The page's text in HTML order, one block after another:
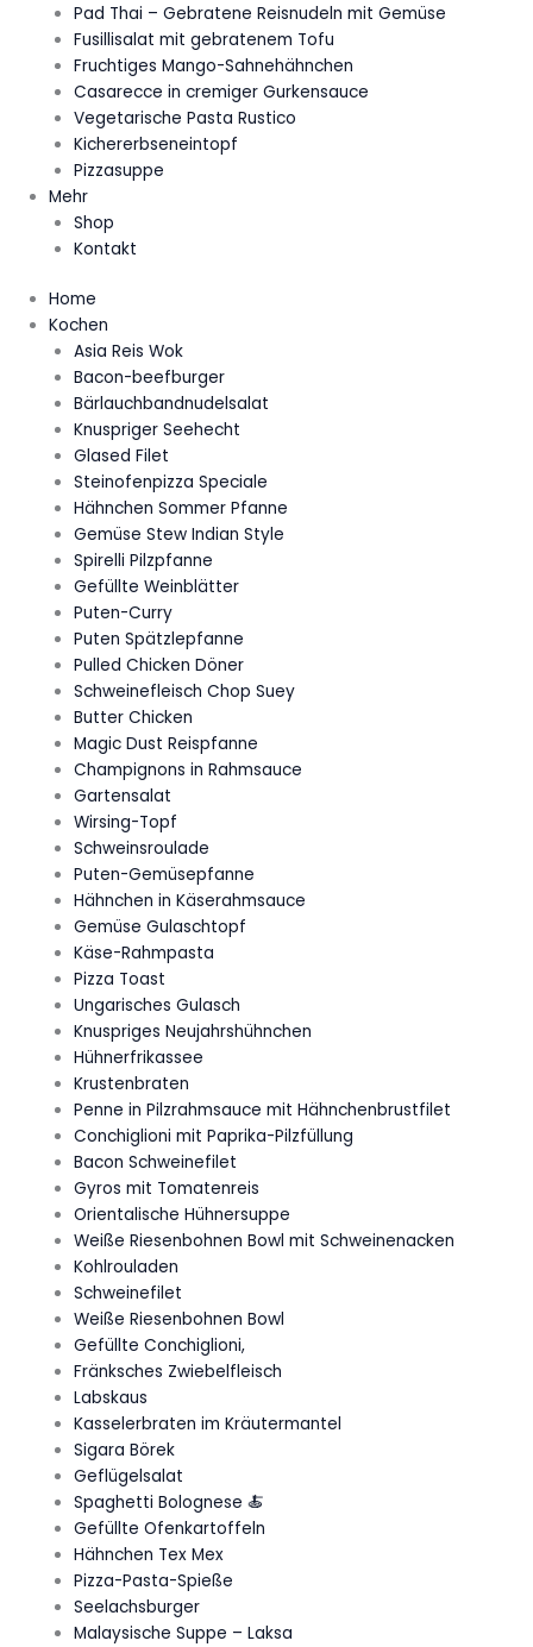
Pad Thai – Gebratene Reisnudeln mit Gemüse
Fusillisalat mit gebratenem Tofu
Fruchtiges Mango-Sahnehähnchen
Casarecce in cremiger Gurkensauce
Vegetarische Pasta Rustico
Kichererbseneintopf
Pizzasuppe
Mehr
Shop
Kontakt
Home
Kochen
Asia Reis Wok
Bacon-beefburger
Bärlauchbandnudelsalat
Knuspriger Seehecht
Glased Filet
Steinofenpizza Speciale
Hähnchen Sommer Pfanne
Gemüse Stew Indian Style
Spirelli Pilzpfanne
Gefüllte Weinblätter
Puten-Curry
Puten Spätzlepfanne
Pulled Chicken Döner
Schweinefleisch Chop Suey
Butter Chicken
Magic Dust Reispfanne
Champignons in Rahmsauce
Gartensalat
Wirsing-Topf
Schweinsroulade
Puten-Gemüsepfanne
Hähnchen in Käserahmsauce
Gemüse Gulaschtopf
Käse-Rahmpasta
Pizza Toast
Ungarisches Gulasch
Knuspriges Neujahrshühnchen
Hühnerfrikassee
Krustenbraten
Penne in Pilzrahmsauce mit Hähnchenbrustfilet
Conchiglioni mit Paprika-Pilzfüllung
Bacon Schweinefilet
Gyros mit Tomatenreis
Orientalische Hühnersuppe
Weiße Riesenbohnen Bowl mit Schweinenacken
Kohlrouladen
Schweinefilet
Weiße Riesenbohnen Bowl
Gefüllte Conchiglioni,
Fränksches Zwiebelfleisch
Labskaus
Kasselerbraten im Kräutermantel
Sigara Börek
Geflügelsalat
Spaghetti Bolognese 🍝
Gefüllte Ofenkartoffeln
Hähnchen Tex Mex
Pizza-Pasta-Spieße
Seelachsburger
Malaysische Suppe – Laksa